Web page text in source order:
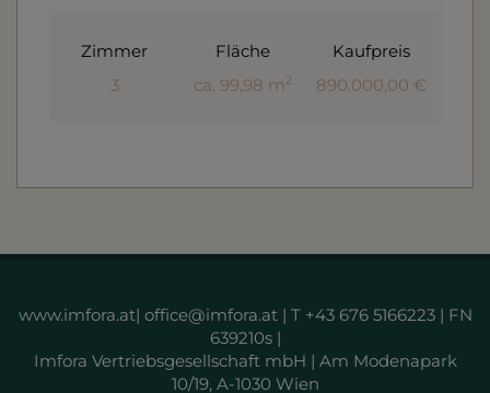
Zimmer
3
Fläche
ca. 99,98 m2
Kaufpreis
890.000,00 €
www.imfora.at| office@imfora.at | T +43 676 5166223 | FN
639210s |
Imfora Vertriebsgesellschaft mbH | Am Modenapark
10/19, A-1030 Wien